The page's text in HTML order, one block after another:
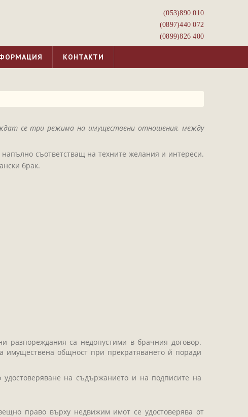
(053)­890 010
(0897)­440 072
(0899)­826 400
КОНТАКТИ
се три режима на имуществени отношения, между
съответстващ на техните желания и интереси.
брак.
разпореждания са недопустими в брачния договор.
имуществена общност при прекратяването й поради
на съдържанието и на подписите на
право върху недвижим имот се удостоверява от